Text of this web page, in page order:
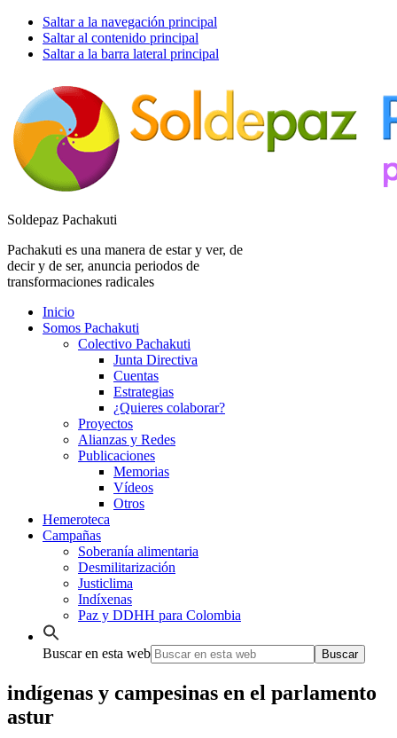
Saltar a la navegación principal
Saltar al contenido principal
Saltar a la barra lateral principal
Soldepaz Pachakuti
Pachakuti es una manera de estar y ver, de
decir y de ser, anuncia periodos de
transformaciones radicales
Inicio
Somos Pachakuti
Colectivo Pachakuti
Junta Directiva
Cuentas
Estrategias
¿Quieres colaborar?
Proyectos
Alianzas y Redes
Publicaciones
Memorias
Vídeos
Otros
Hemeroteca
Campañas
Soberanía alimentaria
Desmilitarización
Justiclima
Indíxenas
Paz y DDHH para Colombia
Buscar en esta web
indígenas y campesinas en el parlamento
astur